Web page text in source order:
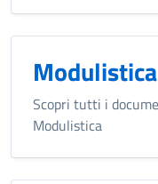
Modulistica
Scopri tutti i
Modulistica